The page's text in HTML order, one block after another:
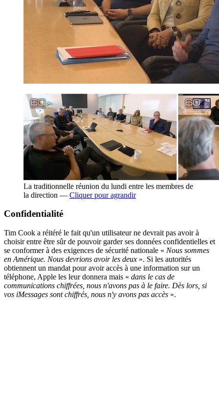
La traditionnelle réunion du lundi entre les membres de
la direction — Cliquer pour agrandir
Confidentialité
Tim Cook a réitéré le fait qu'un utilisateur ne devrait pas avoir à
choisir entre être sûr de pouvoir garder ses données confidentielles et
se conformer à des exigences de sécurité nationale « Nous sommes
en Amérique. Nous devrions avoir les deux ». Si les autorités
obtiennent un mandat pour avoir accès à une information sur un
téléphone, Apple les leur donnera mais « dans le cas de
communications chiffrées, nous n'avons pas à le faire. Dès lors, si
vos iMessages sont chiffrés, nous n'y avons pas accès ».